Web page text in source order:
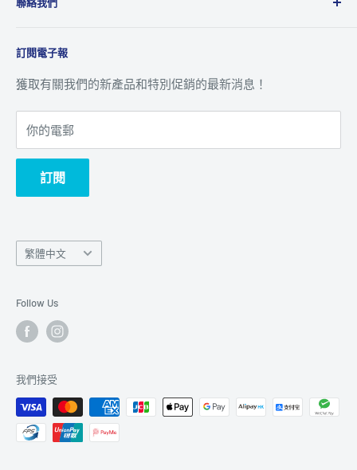
退貨及退款政策
追蹤訂單
聯絡我們
聯絡我們
客戶服務
訂閱電子報
獲取有關我們的新產品和特別促銷的最新消息！
你的電郵
訂閱
Language
語
繁體中文
Follow Us
我們接受